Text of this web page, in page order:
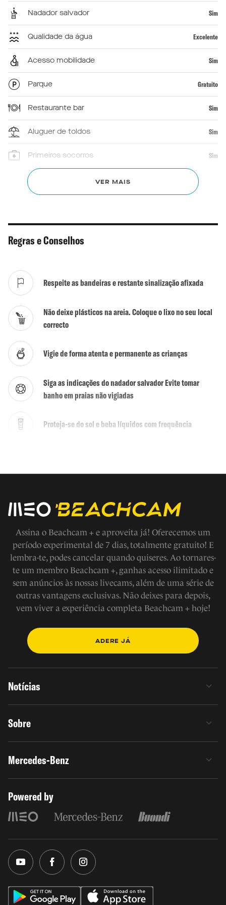
Nadador salvador Sim
Qualidade da água Excelente
Acesso mobilidade Sim
Parque Gratuito
Restaurante bar Sim
Aluguer de toldos Sim
Primeiros socorros Sim
Chuveiros
Actividades Não
Kite / Wind Surf
Escola de Surf
Naturalismo tolerado
VER MAIS
Regras e Conselhos
Respeite as bandeiras e restante sinalização afixada
Não deixe plásticos na areia. Coloque o lixo no seu local
correcto
Vigie de forma atenta e permanente as crianças
Siga as indicações do nadador salvador Evite tomar
banho em praias não vigiadas
Proteja-se do sol e beba líquidos com frequência
Evite fazer barulho
Respeite os modos de vida e tradições locais, a fauna e
flora
Não tire nada a não ser fotografias
Não faça fogueiras na praia
Assina o Beachcam + e aproveita já! Oferecemos um
período experimental de 7 dias, totalmente gratuito! E
lembra-te, podes cancelar quando quiseres. Ao tornares-
te um membro Beachcam +, ganhas acesso ilimitado e
sem anúncios às nossas livecams, além de uma série de
outras vantagens exclusivas. Não deixes para depois,
vem viver a experiência completa Beachcam + hoje!
ADERE JÁ
Notícias
Sobre
Mercedes-Benz
Powered by